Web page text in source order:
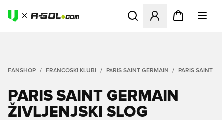
Odpre Modal za prijavo ali
FANSHOP FRANCOSKI KLUBI PARIS SAINT GERMAIN PARIS SAINT
PARIS SAINT GERMAIN
ŽIVLJENJSKI SLOG